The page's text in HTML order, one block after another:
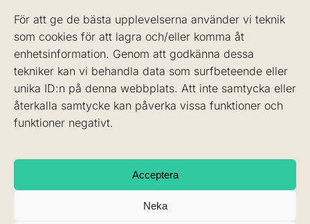
För att ge de bästa upplevelserna använder vi teknik
som cookies för att lagra och/eller komma åt
enhetsinformation. Genom att godkänna dessa
tekniker kan vi behandla data som surfbeteende eller
unika ID:n på denna webbplats. Att inte samtycka eller
återkalla samtycke kan påverka vissa funktioner och
funktioner negativt.
Acceptera
Neka
info@sodertandlakarna.se